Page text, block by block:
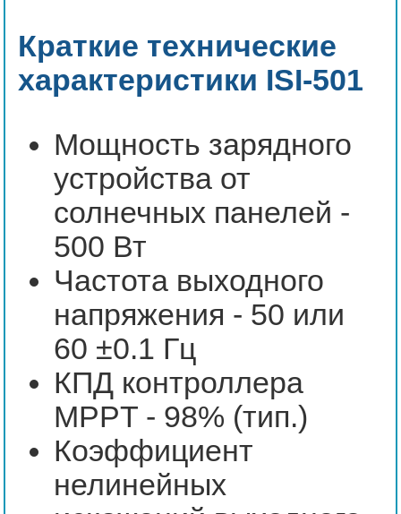
Краткие технические
характеристики ISI-501
Мощность зарядного
устройства от
солнечных панелей -
500 Вт
Частота выходного
напряжения - 50 или
60 ±0.1 Гц
КПД контроллера
MPPT - 98% (тип.)
Коэффициент
нелинейных